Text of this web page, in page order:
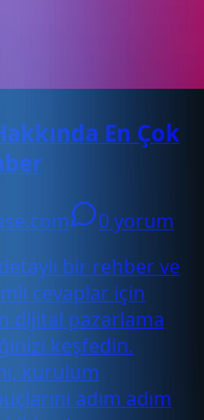
En Çok
0 yorum
bir rehber ve
cevaplar için
dijital pazarlama
keşfedin.
kurulum
adım adım